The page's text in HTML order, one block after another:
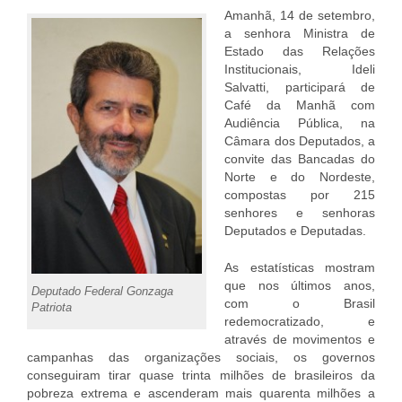
Deputado Federal Gonzaga
Patriota
Amanhã, 14 de setembro,
a senhora Ministra de
Estado das Relações
Institucionais, Ideli
Salvatti, participará de
Café da Manhã com
Audiência Pública, na
Câmara dos Deputados, a
convite das Bancadas do
Norte e do Nordeste,
compostas por 215
senhores e senhoras
Deputados e Deputadas.
As estatísticas mostram
que nos últimos anos,
com o Brasil
redemocratizado, e
através de movimentos e
campanhas das organizações sociais, os governos
conseguiram tirar quase trinta milhões de brasileiros da
pobreza extrema e ascenderam mais quarenta milhões a